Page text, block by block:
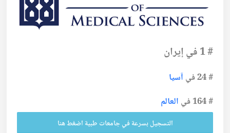
#
1في إيران
#
24فيآسيا
#
164في العالم
التسجيل بسرعة في جامعات طبية اضغط هنا